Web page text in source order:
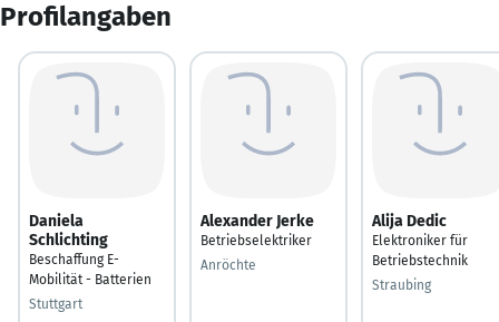
Profilangaben
Daniela
Schlichting
Beschaffung E-
Mobilität - Batterien
Stuttgart
Alexander Jerke
Betriebselektriker
Anröchte
Alija Dedic
Elektroniker für
Betriebstechnik
Straubing